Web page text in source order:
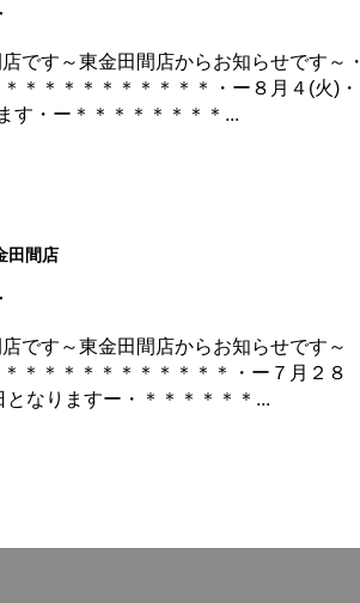
です～東金田間店からお知らせです～・
＊＊＊＊＊＊＊＊＊＊・ー８月４(火)・
す・ー＊＊＊＊＊＊＊＊...
田間店
です～東金田間店からお知らせです～
＊＊＊＊＊＊＊＊＊＊＊・ー７月２８
なりますー・＊＊＊＊＊＊...